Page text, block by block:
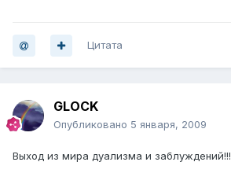
Цитата
GLOCK
Опубликовано 5 января, 2009
Выход из мира дуализма и заблуждений!!!